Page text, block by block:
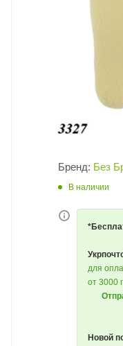
Бренд: Без
В наличии
для
от 3000
Новой